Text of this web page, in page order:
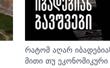
რატომ აღარ
მითი თუ ეკონომიკური